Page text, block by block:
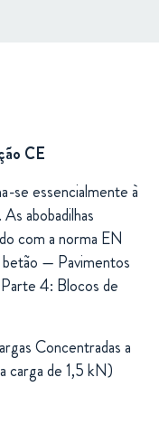
CE
se essencialmente à
abobadilhas
com a norma EN
— Pavimentos
4: Blocos de
Concentradas a
carga de 1,5 kN)